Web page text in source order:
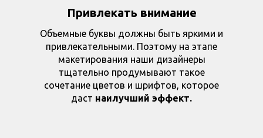
Объемные буквы должны быть яркими и
привлекательными. Поэтому на этапе
макетирования наши дизайнеры
тщательно продумывают такое
сочетание цветов и шрифтов, которое
даст наилучший эффект.
Привлекать внимание